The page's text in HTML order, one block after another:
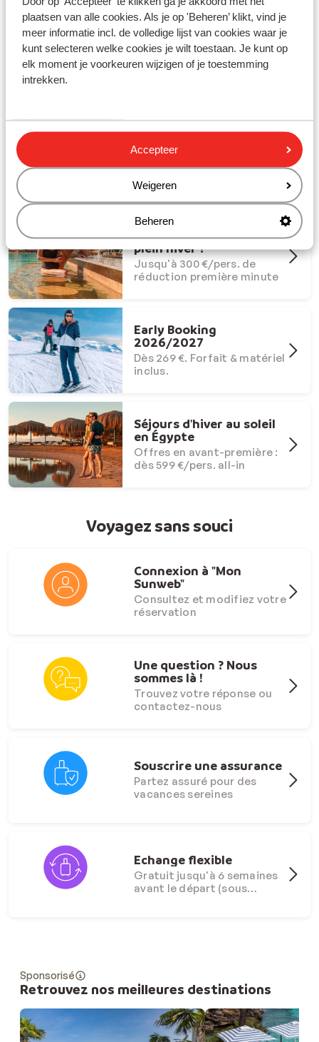
plaatsen van alle cookies. Als je op 'Beheren’ klikt, vind je
meer informatie incl. de volledige lijst van cookies waar je
kunt selecteren welke cookies je wilt toestaan. Je kunt op
elk moment je voorkeuren wijzigen of je toestemming
intrekken.
Accepteer
Weigeren
Beheren
Partez en vacances avec Sunweb !
Offres Dernière Chance
Et si l'été s'invitait en
plein hiver ?
Jusqu'à 300 €/pers. de
réduction première minute
Early Booking
2026/2027
Dès 269 €. Forfait & matériel
inclus.
Séjours d'hiver au soleil
en Égypte
Offres en avant-première :
dès 599 €/pers. all-in
Voyagez sans souci
Connexion à "Mon
Sunweb"
Consultez et modifiez votre
réservation
Une question ? Nous
sommes là !
Trouvez votre réponse ou
contactez-nous
Souscrire une assurance
Partez assuré pour des
vacances sereines
Echange flexible
Gratuit jusqu'à 6 semaines
avant le départ (sous
Sponsorisé
Retrouvez nos meilleures destinations